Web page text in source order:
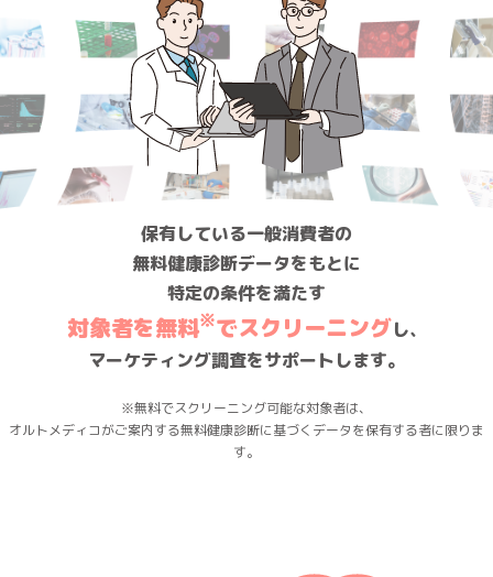
保有している一般消費者の
無料健康診断データをもとに
特定の条件を満たす
対象者を無料※でスクリーニングし、
マーケティング調査をサポートします。
※無料でスクリーニング可能な対象者は、
オルトメディコがご案内する無料健康診断に基づくデータを保有する者に限りま
す。